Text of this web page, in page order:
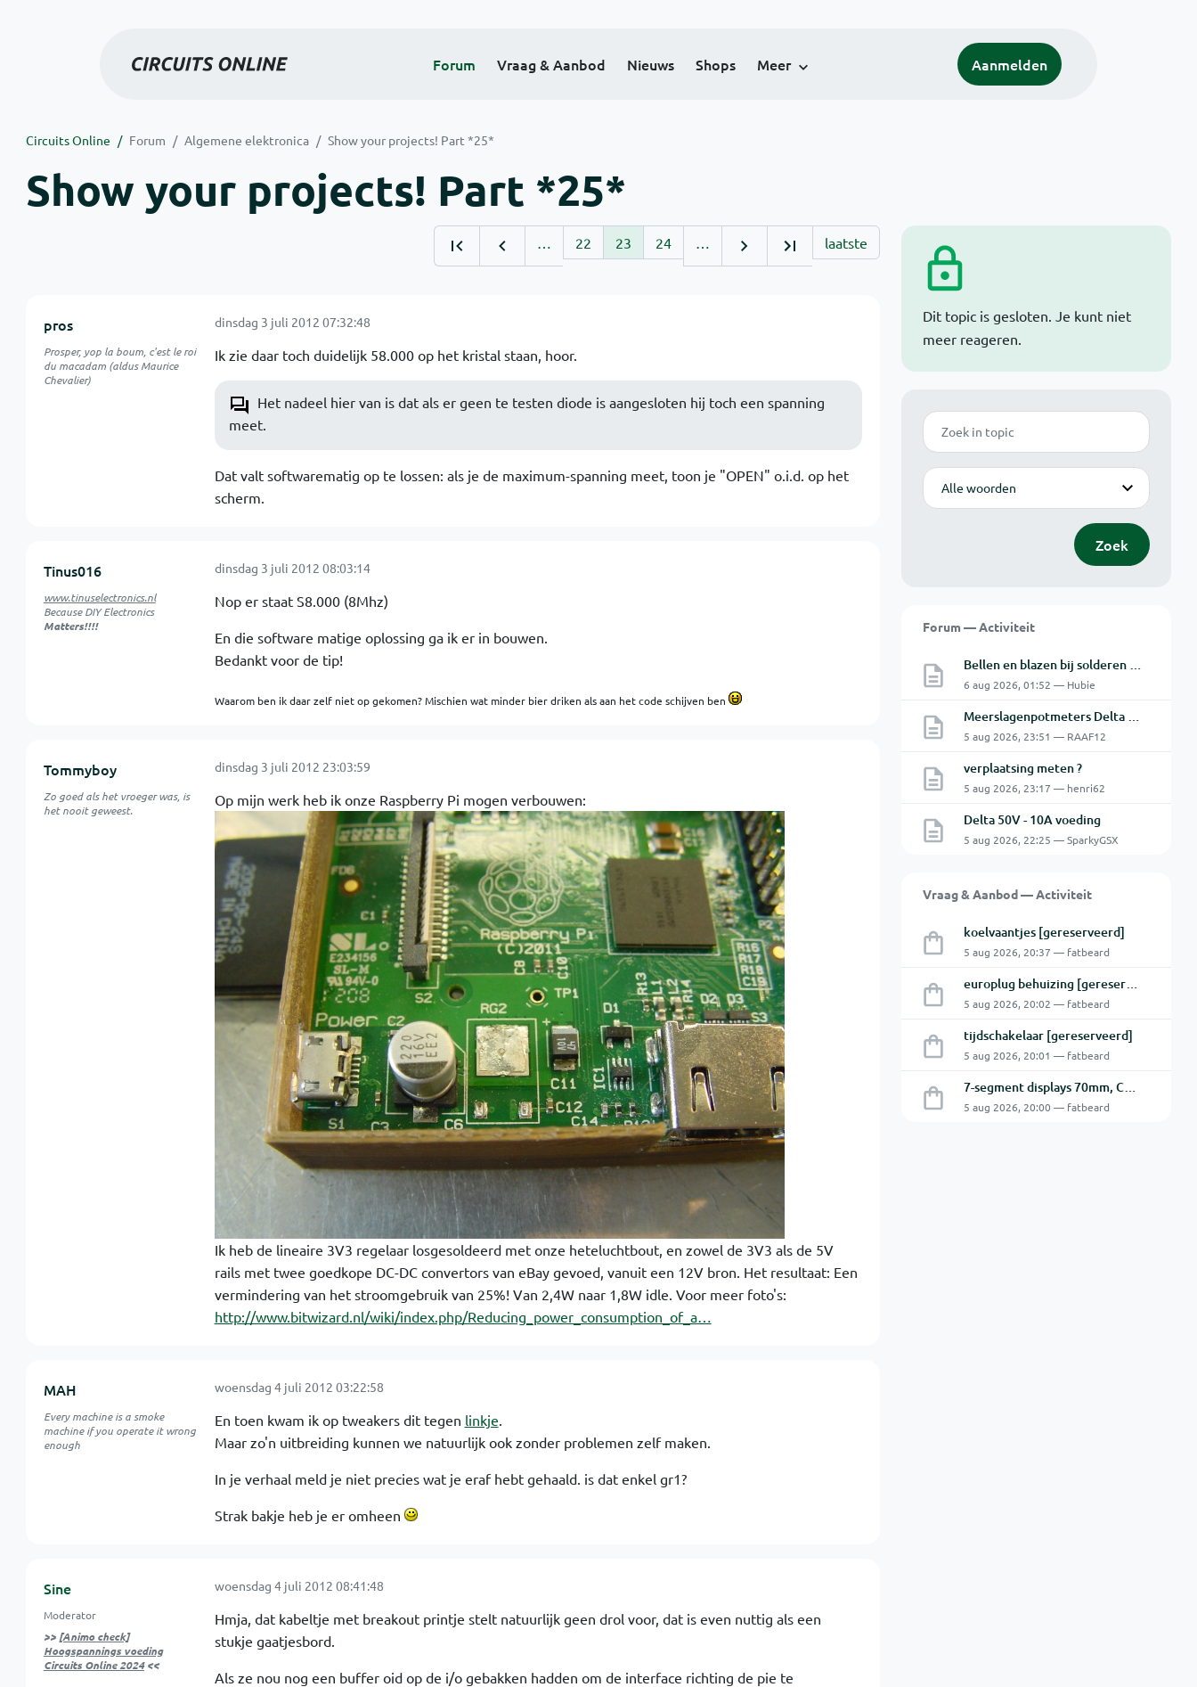
Forum Vraag & Aanbod Nieuws Shops Meer Aanmelden
Circuits Online Forum Algemene elektronica Show your projects! Part *25*
Show your projects! Part *25*
Dit topic is gesloten. Je kunt niet
meer reageren.
Zoek
Modus
Zoek
Forum — Activiteit
Bellen en blazen bij solderen van Chinese PCBs
6 aug 2026, 01:52 — Hubie
Meerslagenpotmeters Delta SM45-70D
5 aug 2026, 23:51 — RAAF12
verplaatsing meten ?
5 aug 2026, 23:17 — henri62
Delta 50V - 10A voeding
5 aug 2026, 22:25 — SparkyGSX
Vraag & Aanbod — Activiteit
koelvaantjes [gereserveerd]
5 aug 2026, 20:37 — fatbeard
europlug behuizing [gereserveerd]
5 aug 2026, 20:02 — fatbeard
tijdschakelaar [gereserveerd]
5 aug 2026, 20:01 — fatbeard
7-segment displays 70mm, CA [gereserveerd]
5 aug 2026, 20:00 — fatbeard
… 22 23 24 … laatste
pros
Prosper, yop la boum, c'est le roi
du macadam (aldus Maurice
Chevalier)
dinsdag 3 juli 2012 07:32:48
Ik zie daar toch duidelijk 58.000 op het kristal staan, hoor.
Het nadeel hier van is dat als er geen te testen diode is aangesloten hij toch een spanning
meet.
Dat valt softwarematig op te lossen: als je de maximum-spanning meet, toon je "OPEN" o.i.d. op het
scherm.
Tinus016
www.tinuselectronics.nl
Because DIY Electronics
Matters!!!!
dinsdag 3 juli 2012 08:03:14
Nop er staat S8.000 (8Mhz)
En die software matige oplossing ga ik er in bouwen.
Bedankt voor de tip!
Waarom ben ik daar zelf niet op gekomen? Mischien wat minder bier driken als aan het code schijven ben
Tommyboy
Zo goed als het vroeger was, is
het nooit geweest.
dinsdag 3 juli 2012 23:03:59
Op mijn werk heb ik onze Raspberry Pi mogen verbouwen:
Ik heb de lineaire 3V3 regelaar losgesoldeerd met onze heteluchtbout, en zowel de 3V3 als de 5V
rails met twee goedkope DC-DC convertors van eBay gevoed, vanuit een 12V bron. Het resultaat: Een
vermindering van het stroomgebruik van 25%! Van 2,4W naar 1,8W idle. Voor meer foto's:
http://www.bitwizard.nl/wiki/index.php/Reducing_power_consumption_of_a…
MAH
Every machine is a smoke
machine if you operate it wrong
enough
woensdag 4 juli 2012 03:22:58
En toen kwam ik op tweakers dit tegen linkje.
Maar zo'n uitbreiding kunnen we natuurlijk ook zonder problemen zelf maken.
In je verhaal meld je niet precies wat je eraf hebt gehaald. is dat enkel gr1?
Strak bakje heb je er omheen
Sine
Moderator
>> [Animo check]
Hoogspannings voeding
Circuits Online 2024<<
woensdag 4 juli 2012 08:41:48
Hmja, dat kabeltje met breakout printje stelt natuurlijk geen drol voor, dat is even nuttig als een
stukje gaatjesbord.
Als ze nou nog een buffer oid op de i/o gebakken hadden om de interface richting de pie te